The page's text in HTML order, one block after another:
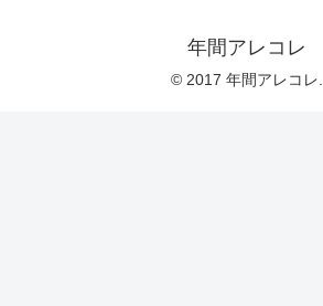
年間アレコレ
© 2017 年間アレコレ.